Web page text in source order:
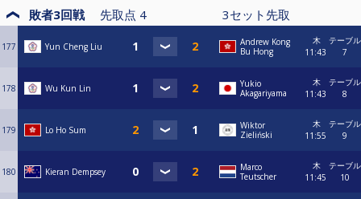
敗者3回戦 先取点 4 3セット先取
177 Yun Cheng Liu
Andrew Kong
Bu Hong
木
11:43
テーブル
7
178 Wu Kun Lin
Yukio
Akagariyama
木
11:43
テーブル
8
179 Lo Ho Sum
Wiktor
Zieliński
木
11:55
テーブル
9
180 Kieran Dempsey
Marco
Teutscher
木
11:45
テーブル
10